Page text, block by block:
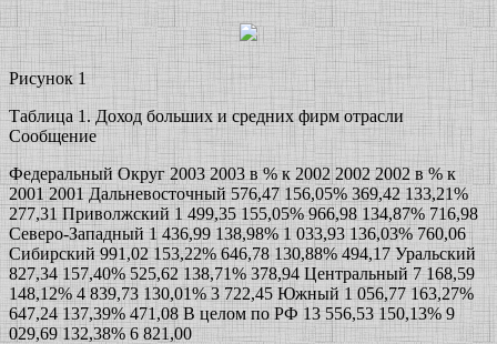
Рисунок 1
Таблица 1. Доход больших и средних фирм отрасли
Сообщение
Федеральный Округ 2003 2003 в % к 2002 2002 2002 в % к
2001 2001 Дальневосточный 576,47 156,05% 369,42 133,21%
277,31 Приволжский 1 499,35 155,05% 966,98 134,87% 716,98
Северо-Западный 1 436,99 138,98% 1 033,93 136,03% 760,06
Сибирский 991,02 153,22% 646,78 130,88% 494,17 Уральский
827,34 157,40% 525,62 138,71% 378,94 Центральный 7 168,59
148,12% 4 839,73 130,01% 3 722,45 Южный 1 056,77 163,27%
647,24 137,39% 471,08 В целом по РФ 13 556,53 150,13% 9
029,69 132,38% 6 821,00